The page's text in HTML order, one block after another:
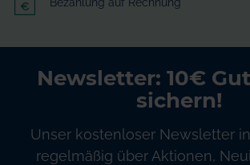
Newsletter: 10€
sichern!
Unser kostenloser Newsletter
regelmäßig über Aktionen,